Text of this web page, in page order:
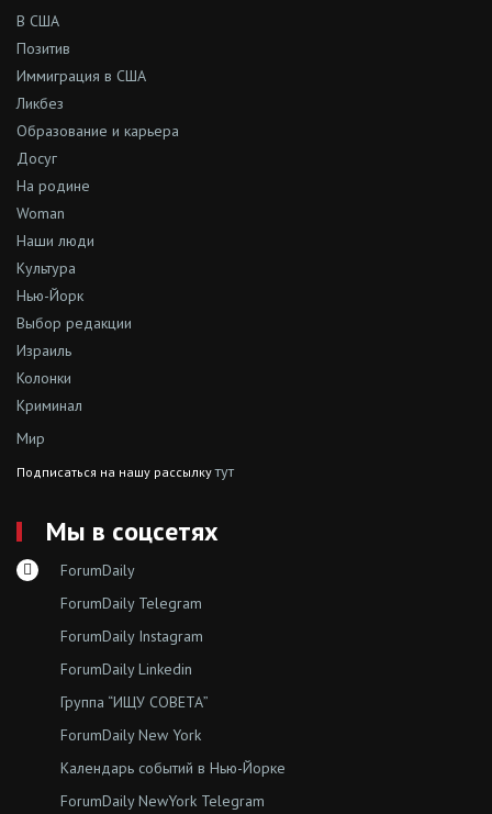
В США
Позитив
Иммиграция в США
Ликбез
Образование и карьера
Досуг
На родине
Woman
Наши люди
Культура
Нью-Йорк
Выбор редакции
Израиль
Колонки
Криминал
Мир
Подписаться на нашу рассылкутут
Мы в соцсетях
ForumDaily
ForumDaily Telegram
ForumDaily Instagram
ForumDaily Linkedin
Группа “ИЩУ СОВЕТА”
ForumDaily New York
Календарь событий в Нью-Йорке
ForumDaily NewYork Telegram